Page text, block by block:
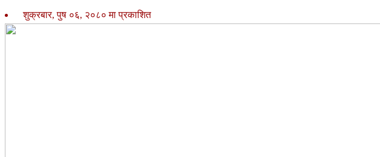
शुक्रबार, पुष ०६, २०८० मा प्रकाशित